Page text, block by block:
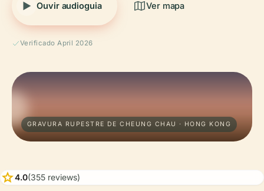
Ouvir audioguia Ver mapa
Verificado April 2026
GRAVURA RUPESTRE DE CHEUNG CHAU · HONG KONG
star4.0(355 reviews)